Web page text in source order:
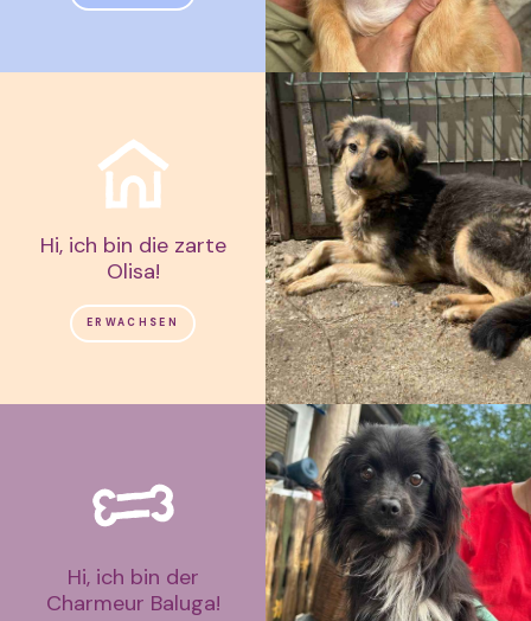
Hi, ich bin die zarte
Olisa!
ERWACHSEN
Hi, ich bin der
Charmeur Baluga!